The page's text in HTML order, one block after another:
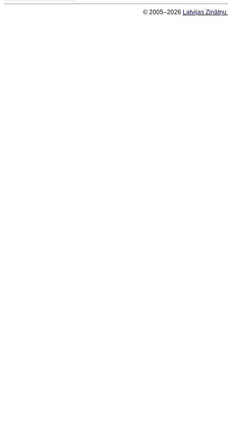
© 2005–2026 Latvijas